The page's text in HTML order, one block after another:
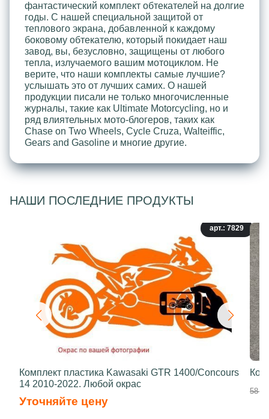
фантастический комплект обтекателей на долгие
годы. С нашей специальной защитой от
теплового экрана, добавленной к каждому
боковому обтекателю, который покидает наш
завод, вы, безусловно, защищены от любого
тепла, излучаемого вашим мотоциклом. Не
верите, что наши комплекты самые лучшие?
услышать это от лучших самих. О нашей
продукции писали не только многочисленные
журналы, такие как Ultimate Motorcycling, но и
ряд влиятельных мото-блогеров, таких как
Chase on Two Wheels, Cycle Cruza, Walteiffic,
Gears and Gasoline и многие другие.
НАШИ ПОСЛЕДНИЕ ПРОДУКТЫ
арт.: 7829
Комплект пластика Kawasaki GTR 1400/Concours
14 2010-2022. Любой окрас
Уточняйте цену
58